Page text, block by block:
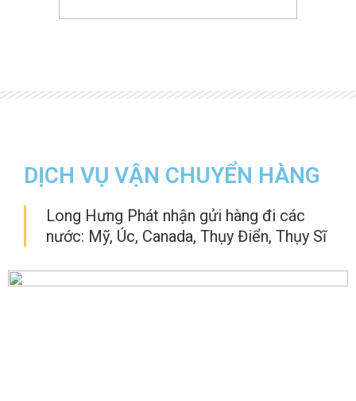
DỊCH VỤ VẬN CHUYỂN HÀNG
Long Hưng Phát nhận gửi hàng đi các
nước: Mỹ, Úc, Canada, Thụy Điển, Thụy Sĩ